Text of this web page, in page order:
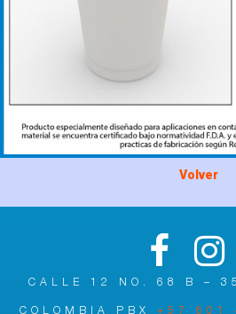
Volver
CALLE 12 NO. 68 B –
COLOMBIA PBX +57 601